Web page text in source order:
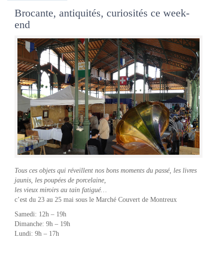
Brocante, antiquités, curiosités ce week-
end
Tous ces objets qui réveillent nos bons moments du passé, les livres
jaunis, les poupées de porcelaine,
les vieux miroirs au tain fatigué…
c’est du 23 au 25 mai sous le Marché Couvert de Montreux
Samedi: 12h – 19h
Dimanche: 9h – 19h
Lundi: 9h – 17h